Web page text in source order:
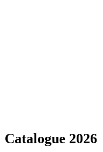
Catalogue 2026